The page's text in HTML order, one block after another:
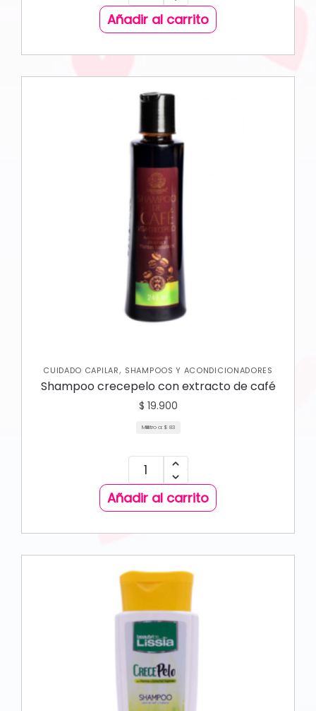
Añadir al carrito
CUIDADO CAPILAR, SHAMPOOS Y ACONDICIONADORES
Shampoo crecepelo con extracto de café
$ 19.900
Mililitro a: $ 83
Añadir al carrito